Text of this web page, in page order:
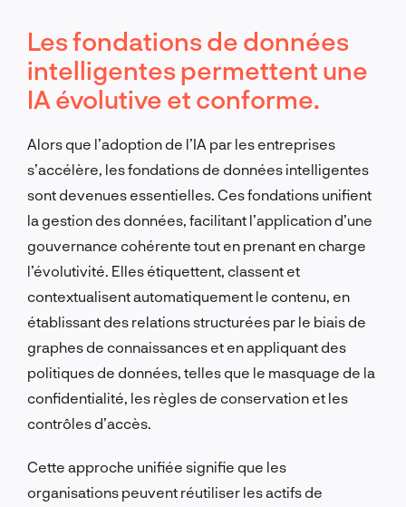
Les fondations de données
intelligentes permettent une
IA évolutive et conforme.
Alors que l’adoption de l’IA par les entreprises
s’accélère, les fondations de données intelligentes
sont devenues essentielles. Ces fondations unifient
la gestion des données, facilitant l’application d’une
gouvernance cohérente tout en prenant en charge
l’évolutivité. Elles étiquettent, classent et
contextualisent automatiquement le contenu, en
établissant des relations structurées par le biais de
graphes de connaissances et en appliquant des
politiques de données, telles que le masquage de la
confidentialité, les règles de conservation et les
contrôles d’accès.
Cette approche unifiée signifie que les
organisations peuvent réutiliser les actifs de